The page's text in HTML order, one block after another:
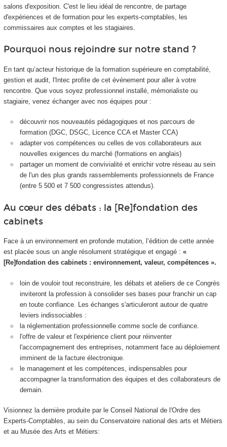
salons d'exposition. C'est le lieu idéal de rencontre, de partage
d'expériences et de formation pour les experts-comptables, les
commissaires aux comptes et les stagiaires.
Pourquoi nous rejoindre sur notre stand ?
En tant qu’acteur historique de la formation supérieure en comptabilité,
gestion et audit, l'Intec profite de cet événement pour aller à votre
rencontre. Que vous soyez professionnel installé, mémorialiste ou
stagiaire, venez échanger avec nos équipes pour :
découvrir nos nouveautés pédagogiques et nos parcours de
formation (DGC, DSGC, Licence CCA et Master CCA)
adapter vos compétences ou celles de vos collaborateurs aux
nouvelles exigences du marché (formations en anglais)
partager un moment de convivialité et enrichir votre réseau au sein
de l'un des plus grands rassemblements professionnels de France
(entre 5 500 et 7 500 congressistes attendus).
Au cœur des débats : la [Re]fondation des
cabinets
Face à un environnement en profonde mutation, l’édition de cette année
est placée sous un angle résolument stratégique et engagé : «
[Re]fondation des cabinets : environnement, valeur, compétences ».
loin de vouloir tout reconstruire, les débats et ateliers de ce Congrès
inviteront la profession à consolider ses bases pour franchir un cap
en toute confiance. Les échanges s'articuleront autour de quatre
leviers indissociables :
la réglementation professionnelle comme socle de confiance.
l'offre de valeur et l'expérience client pour réinventer
l'accompagnement des entreprises, notamment face au déploiement
imminent de la facture électronique.
le management et les compétences, indispensables pour
accompagner la transformation des équipes et des collaborateurs de
demain.
Visionnez la dernière produite par le Conseil National de l'Ordre des
Experts-Comptables, au sein du Conservatoire national des arts et Métiers
et au Musée des Arts et Métiers: